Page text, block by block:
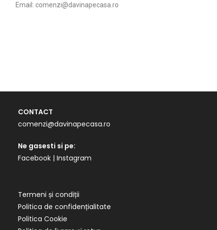
Email: comenzi@davinapecasa.ro
CONTACT
comenzi@davinapecasa.ro
Ne gasesti si pe:
Facebook |Instagram
Termeni și condiții
Politica de confidențialitate
Politica Cookie